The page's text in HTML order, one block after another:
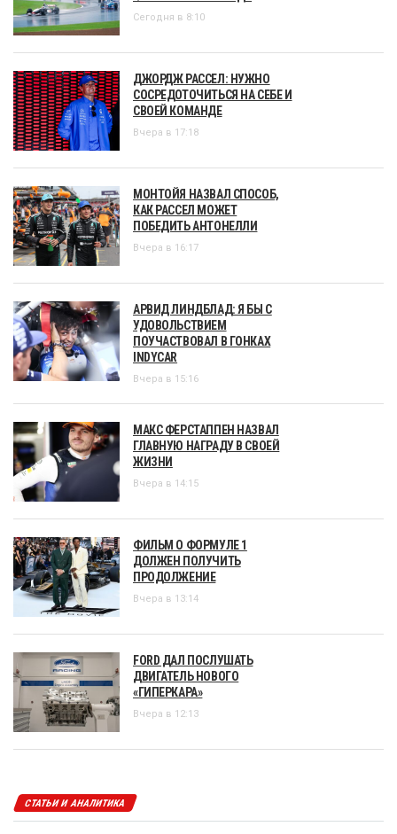
Сегодня в 8:10
ДЖОРДЖ РАССЕЛ: НУЖНО
СОСРЕДОТОЧИТЬСЯ НА СЕБЕ И
СВОЕЙ КОМАНДЕ
Вчера в 17:18
МОНТОЙЯ НАЗВАЛ СПОСОБ,
КАК РАССЕЛ МОЖЕТ
ПОБЕДИТЬ АНТОНЕЛЛИ
Вчера в 16:17
АРВИД ЛИНДБЛАД: Я БЫ С
УДОВОЛЬСТВИЕМ
ПОУЧАСТВОВАЛ В ГОНКАХ
INDYCAR
Вчера в 15:16
МАКС ФЕРСТАППЕН НАЗВАЛ
ГЛАВНУЮ НАГРАДУ В СВОЕЙ
ЖИЗНИ
Вчера в 14:15
ФИЛЬМ О ФОРМУЛЕ 1
ДОЛЖЕН ПОЛУЧИТЬ
ПРОДОЛЖЕНИЕ
Вчера в 13:14
FORD ДАЛ ПОСЛУШАТЬ
ДВИГАТЕЛЬ НОВОГО
«ГИПЕРКАРА»
Вчера в 12:13
СТАТЬИ И АНАЛИТИКА